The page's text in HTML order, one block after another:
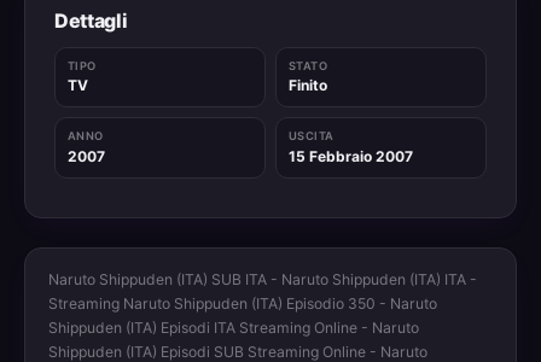
Dettagli
TIPO
TV
STATO
Finito
ANNO
2007
USCITA
15 Febbraio 2007
Naruto Shippuden (ITA) SUB ITA - Naruto Shippuden (ITA) ITA -
Streaming Naruto Shippuden (ITA) Episodio 350 - Naruto
Shippuden (ITA) Episodi ITA Streaming Online - Naruto
Shippuden (ITA) Episodi SUB Streaming Online - Naruto